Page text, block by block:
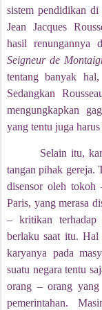
sistem pendidikan di
Jean Jacques
hasil renungannya
Seigneur de
tentang banyak
Sedangkan
mengungkapkan
yang tentu juga
Selain itu,
tangan pihak gereja.
disensor oleh tokoh
Paris, yang merasa
– kritikan terhadap
berlaku saat itu. Hal
karyanya pada
suatu negara tentu
orang – orang yang
pemerintahan.